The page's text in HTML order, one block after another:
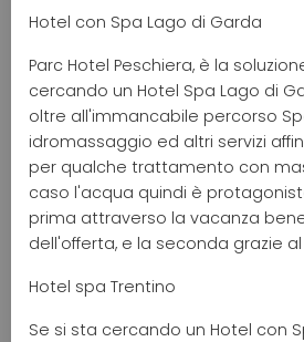
Hotel con Spa Lago di Garda
Parc Hotel Peschiera, è la
cercando un Hotel Spa Lago di
oltre all'immancabile percorso
idromassaggio ed altri servizi
per qualche trattamento con
caso l'acqua quindi è
prima attraverso la vacanza
dell'offerta, e la seconda grazie
Hotel spa Trentino
Se si sta cercando un Hotel con